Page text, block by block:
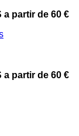
a partir de 60 €
a partir de 60 €